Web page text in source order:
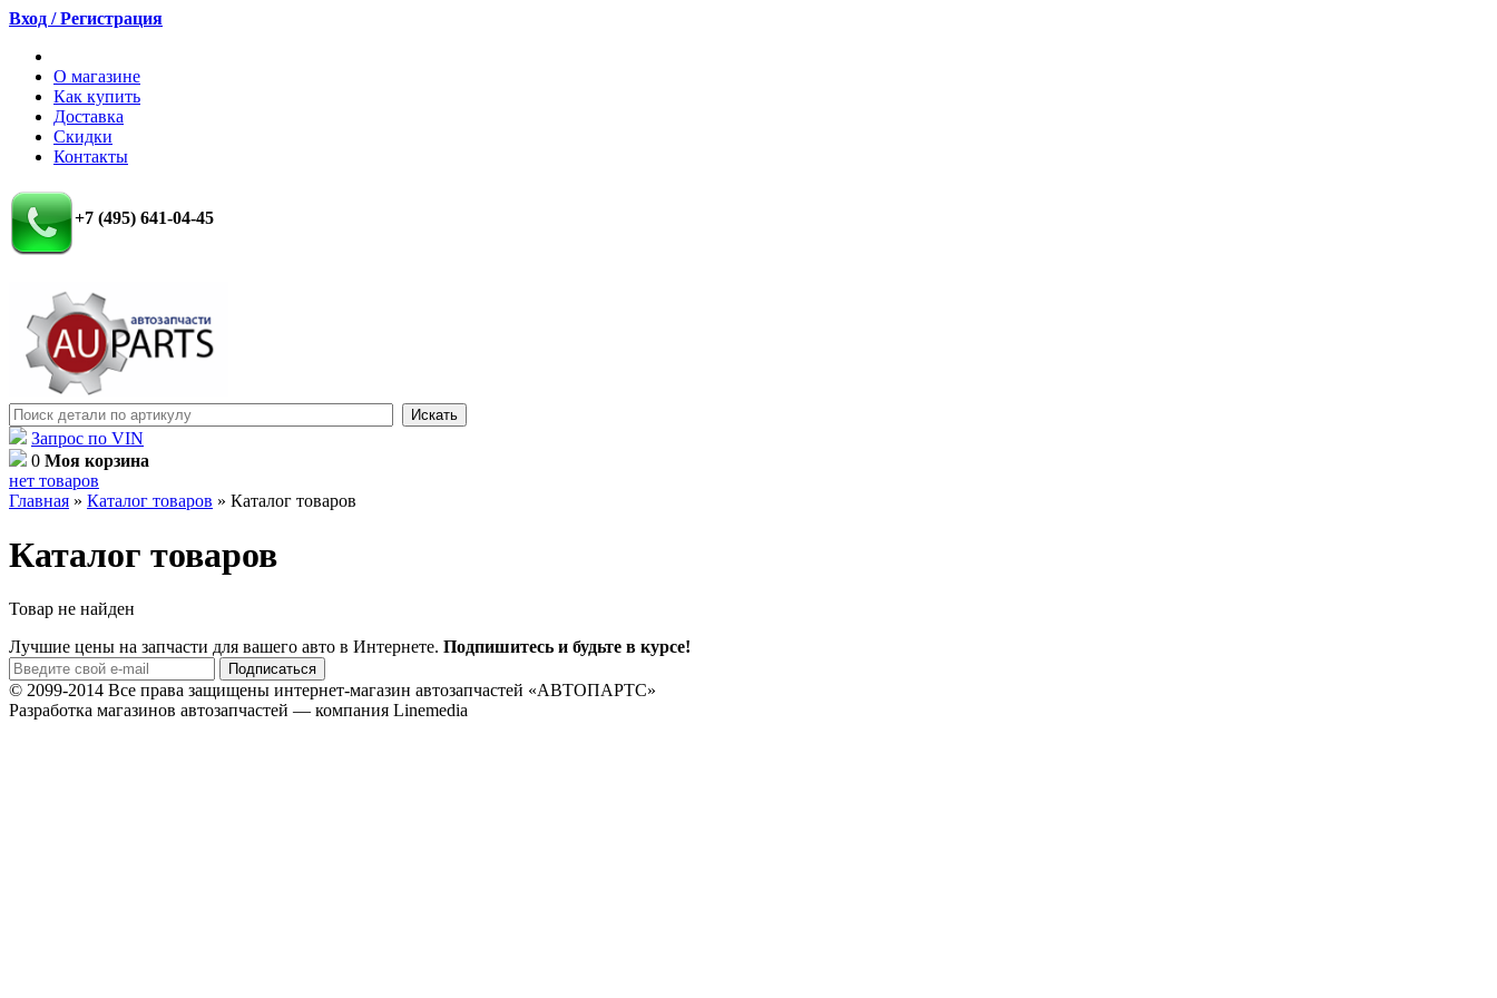
Вход / Регистрация
О магазине
Как купить
Доставка
Скидки
Контакты
+7 (495) 641-04-45
Запрос по VIN
0 Моя корзина
нет товаров
Главная » Каталог товаров » Каталог товаров
Каталог товаров
Товар не найден
Лучшие цены на запчасти для вашего авто в Интернете. Подпишитесь и будьте в курсе!
© 2099-2014 Все права защищены интернет-магазин автозапчастей «АВТОПАРТС»
Разработка магазинов автозапчастей — компания Linemedia